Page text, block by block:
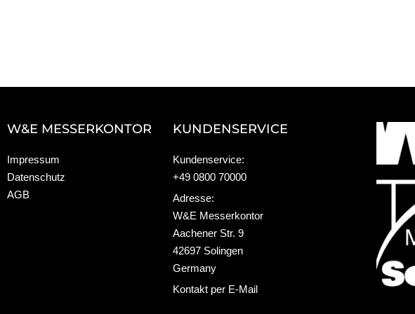
W&E MESSERKONTOR
Impressum
Datenschutz
AGB
KUNDENSERVICE
Kundenservice:
+49 0800 70000
Adresse:
W&E Messerkontor
Aachener Str. 9
42697 Solingen
Germany
Kontakt per E-Mail